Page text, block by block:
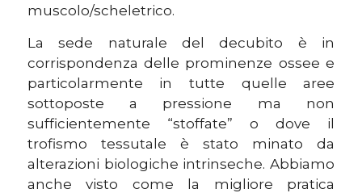
muscolo/scheletrico.
La sede naturale del decubito è in
corrispondenza delle prominenze ossee e
particolarmente in tutte quelle aree
sottoposte a pressione ma non
sufficientemente “stoffate” odove il
trofismo tessutale è stato minato da
alterazioni biologiche intrinseche. Abbiamo
anche visto come la migliore pratica